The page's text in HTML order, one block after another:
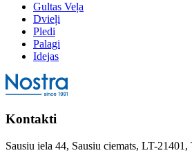
Gultas Veļa
Dvieļi
Pledi
Palagi
Idejas
Kontakti
Sausiu iela 44, Sausiu ciemats, LT-